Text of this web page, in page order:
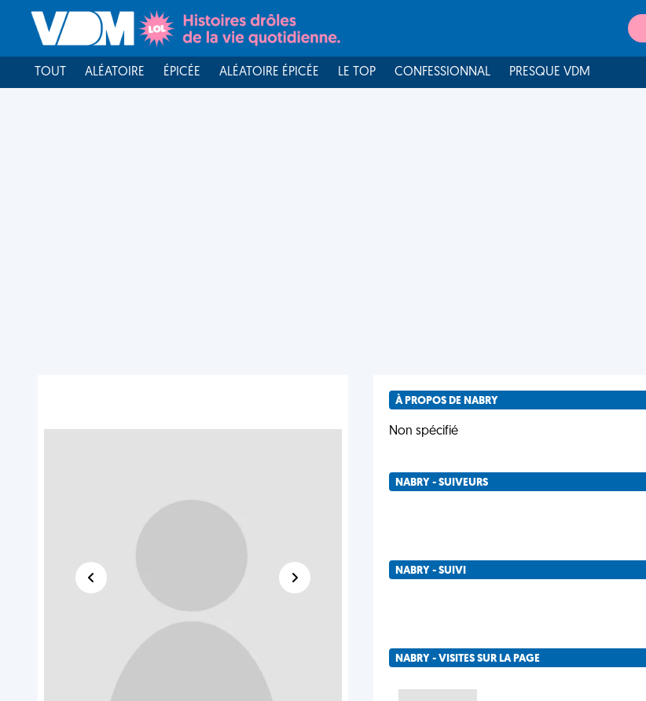
TOUT ALÉATOIRE ÉPICÉE ALÉATOIRE ÉPICÉE LE TOP CONFESSIONNAL PRESQUE VDM
À PROPOS DE NABRY
Non spécifié
NABRY - SUIVEURS
NABRY - SUIVI
NABRY - VISITES SUR LA PAGE